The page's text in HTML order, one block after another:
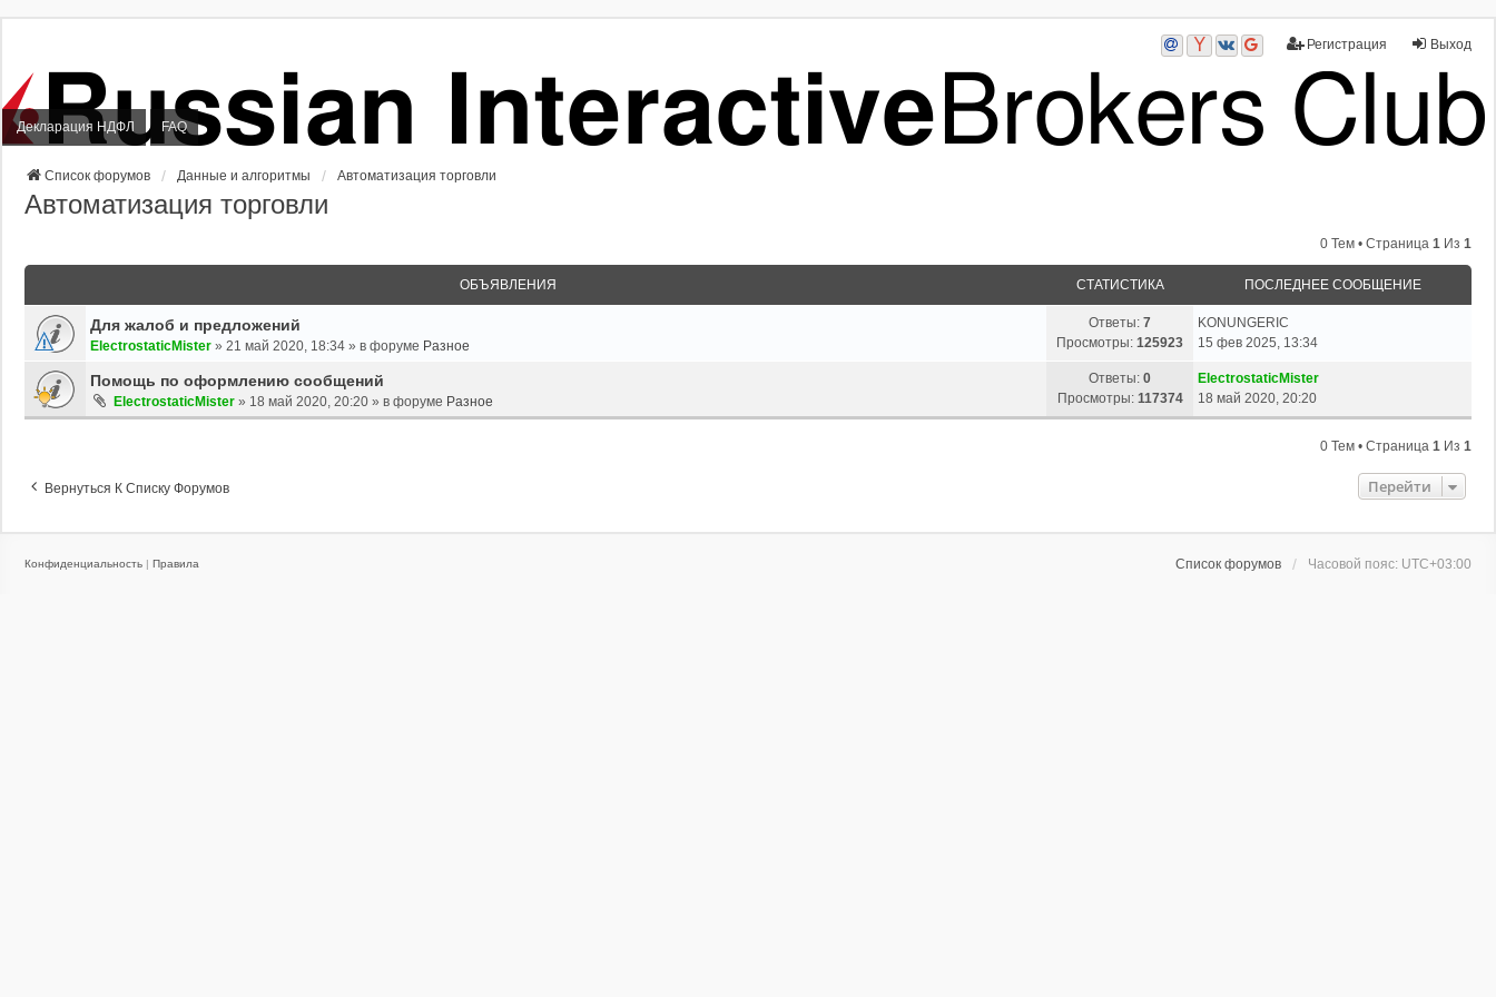
Выход
Регистрация
Декларация НДФЛ FAQ
Список форумов Данные и алгоритмы Автоматизация торговли
Автоматизация торговли
0 Тем • Страница 1 Из 1
ОБЪЯВЛЕНИЯ СТАТИСТИКА ПОСЛЕДНЕЕ СООБЩЕНИЕ
Для жалоб и предложений
ElectrostaticMister » 21 май 2020, 18:34 » в форуме Разное
Ответы: 7
Просмотры: 125923
KONUNGERIC
15 фев 2025, 13:34
Помощь по оформлению сообщений
ElectrostaticMister » 18 май 2020, 20:20 » в форуме Разное
Ответы: 0
Просмотры: 117374
ElectrostaticMister
18 май 2020, 20:20
0 Тем • Страница 1 Из 1
Вернуться К Списку Форумов Перейти
Список форумов Часовой пояс: UTC+03:00
Конфиденциальность | Правила